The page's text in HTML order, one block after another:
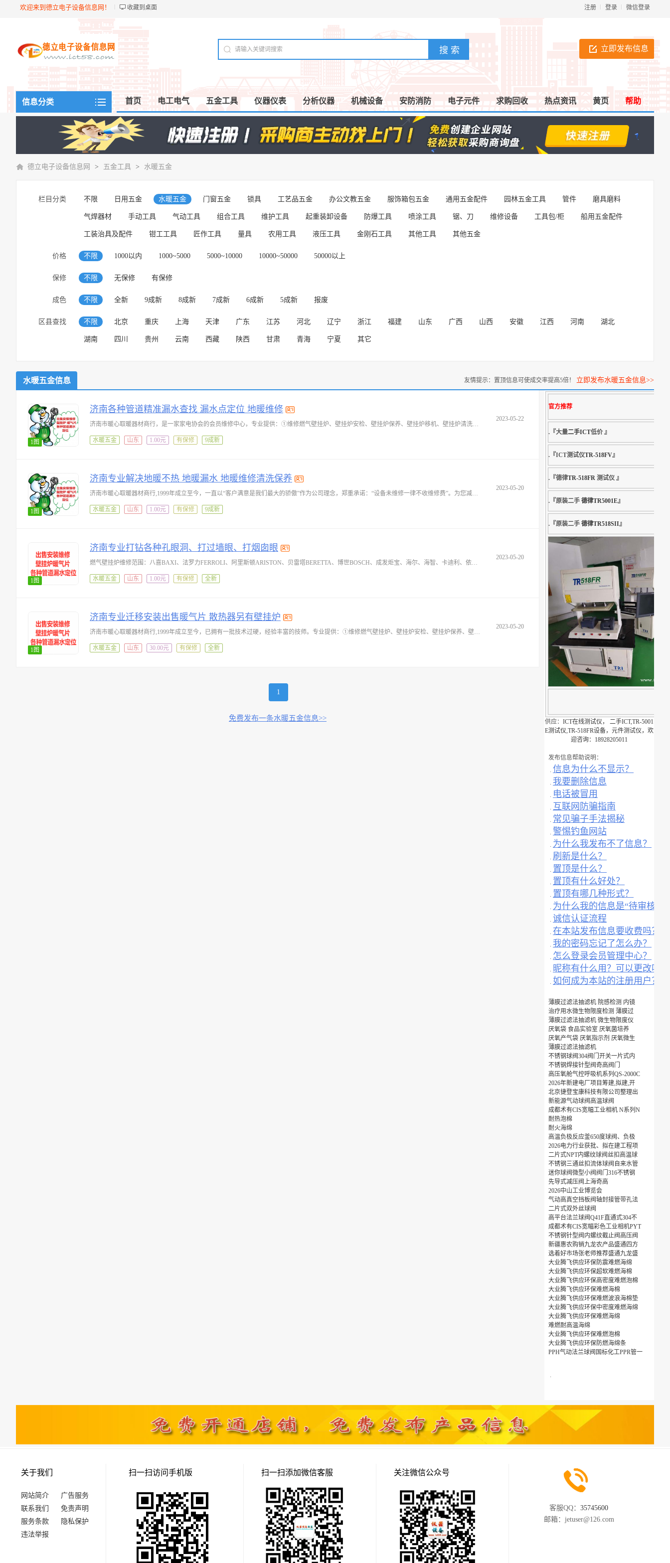
欢迎来到德立电子设备信息网！ 收藏到桌面 微信登录
登录
注册
立即发布信息
信息分类 首页 电工电气 五金工具 仪器仪表 分析仪器 机械设备 安防消防 电子元件 求购回收 热点资讯 黄页 帮助
德立电子设备信息网 > 五金工具 > 水暖五金
栏目分类 不限 日用五金 水暖五金 门窗五金 锁具 工艺品五金 办公文教五金 服饰箱包五金 通用五金配件 园林五金工具 管件 磨具磨料
气焊器材 手动工具 气动工具 组合工具 维护工具 起重装卸设备 防爆工具 喷涂工具 锯、刀 维修设备 工具包/柜 船用五金配件
工装治具及配件 钳工工具 匠作工具 量具 农用工具 液压工具 金刚石工具 其他工具 其他五金
价格 不限 1000以内 1000~5000 5000~10000 10000~50000 50000以上
保修 不限 无保修 有保修
成色 不限 全新 9成新 8成新 7成新 6成新 5成新 报废
区县查找 不限 北京 重庆 上海 天津 广东 江苏 河北 辽宁 浙江 福建 山东 广西 山西 安徽 江西 河南 湖北
湖南 四川 贵州 云南 西藏 陕西 甘肃 青海 宁夏 其它
水暖五金信息 友情提示：置顶信息可使成交率提高5倍！ 立即发布水暖五金信息>>
官方推荐
.『大量二手ICT低价 』
.『ICT测试仪TR-518FV』
.『德律TR-518FR 测试仪 』
.『原装二手 德律TR5001E』
.『原装二手 德律TR518SII』
供应： ICT在线测试仪， 二手ICT,TR-5001
E测试仪,TR-518FR设备，元件测试仪，欢
迎咨询：18928205011
发布信息帮助说明：
. 信息为什么不显示？
. 我要删除信息
. 电话被冒用
. 互联网防骗指南
. 常见骗子手法揭秘
. 警惕钓鱼网站
. 为什么我发布不了信息？
. 刷新是什么？
. 置顶是什么？
. 置顶有什么好处？
. 置顶有哪几种形式？
. 为什么我的信息是“待审核”？
. 诚信认证流程
. 在本站发布信息要收费吗？
. 我的密码忘记了怎么办？
. 怎么登录会员管理中心？
. 昵称有什么用？可以更改吗？
. 如何成为本站的注册用户？
薄膜过滤法抽滤机 院感检测 内镜
治疗用水微生物限度检测 薄膜过
薄膜过滤法抽滤机 微生物限度仪
厌氧袋 食品实验室 厌氧菌培养
厌氧产气袋 厌氧指示剂 厌氧微生
薄膜过滤法抽滤机
不锈钢球阀304阀门开关一片式内
不锈钢焊接针型阀奇高阀门
高压氧舱气控呼吸机系列QS-2000C
2026年新建电厂项目筹建,拟建,开
北京捷登宝康科技有限公司整理出
新能源气动球阀高温球阀
成都术有CIS宽幅工业相机 N系列N
耐热泡棉
耐火海绵
高温负极反应釜650度球阀、负极
2026电力行业获批、拟在建工程项
二片式NPT内螺纹球阀丝扣高温球
不锈钢三通丝扣流体球阀自来水管
迷你球阀微型小阀阀门316不锈钢
先导式减压阀上海奇高
2026中山工业博览会
气动高真空挡板阀轴封接管带孔法
二片式双外丝球阀
高平台法兰球阀Q41F直通式304不
成都术有CIS宽幅彩色工业相机PYT
不锈钢针型阀内螺纹截止阀高压阀
新疆惠农购销九龙农产品盛通四方
选着好市场张老师推荐盛通九龙盛
大业腾飞供应环保防震难燃海绵
大业腾飞供应环保超软难燃海棉
大业腾飞供应环保高密度难燃泡棉
大业腾飞供应环保难燃海棉
大业腾飞供应环保难燃波浪海棉垫
大业腾飞供应环保中密度难燃海绵
大业腾飞供应环保难燃海绵
难燃耐高温海绵
大业腾飞供应环保难燃泡棉
大业腾飞供应环保防燃海绵条
PPH气动法兰球阀国标化工PPR管一
.
1图
2023-05-22
济南各种管道精准漏水查找 漏水点定位 地暖维修
济南市暖心取暖器材商行，是一家家电协会的会员维修中心，专业提供：①维修燃气壁挂炉、壁挂炉安检、壁挂炉保养、壁挂炉移机、壁挂炉清洗保养；②地暖漏点查找、地暖设备
水暖五金 山东 1.00元 有保修 9成新
1图
2023-05-20
济南专业解决地暖不热 地暖漏水 地暖维修清洗保养
济南市暖心取暖器材商行,1999年成立至今，一直以“客户满意是我们最大的骄傲”作为公司理念，郑重承诺：“设备未维修一律不收维修费”。为您减少不必要的开支。你需要
水暖五金 山东 1.00元 有保修 9成新
1图
2023-05-20
济南专业打钻各种孔眼洞、打过墙眼、打烟囱眼
燃气壁挂炉维修范围：八喜BAXI、法罗力FERROLI、阿里斯顿ARISTON、贝雷塔BERETTA、博世BOSCH、成发炬宝、海尔、海智、卡迪利、依洛卡、贝尔塔、前锋、半球、烟台小
水暖五金 山东 1.00元 有保修 全新
1图
2023-05-20
济南专业迁移安装出售暖气片 散热器另有壁挂炉
济南市暖心取暖器材商行,1999年成立至今，已拥有一批技术过硬，经验丰富的技师。专业提供：①维修燃气壁挂炉、壁挂炉安检、壁挂炉保养、壁挂炉移机、壁挂炉清洗保养；②
水暖五金 山东 30.00元 有保修 全新
1
免费发布一条水暖五金信息>>
关于我们
网站简介
广告服务
联系我们
免责声明
服务条款
隐私保护
违法举报
扫一扫访问手机版 扫一扫添加微信客服 关注微信公众号
客服QQ： 35745600
邮箱： jetuser@126.com